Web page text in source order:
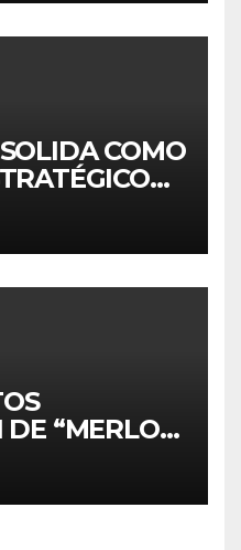
COMO
DE
“MERLO